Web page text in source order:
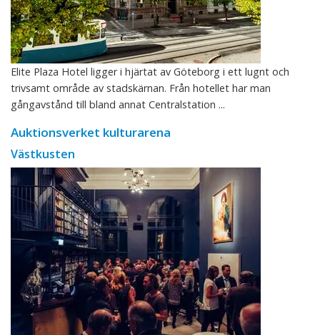
Elite Plaza Hotel ligger i hjärtat av Göteborg i ett lugnt och
trivsamt område av stadskärnan. Från hotellet har man
gångavstånd till bland annat Centralstation ...
Auktionsverket kulturarena
Västkusten